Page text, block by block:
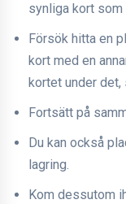
synliga kort som
Försök hitta en
kort med en
kortet under det,
Fortsätt på
Du kan också
lagring.
Kom dessutom